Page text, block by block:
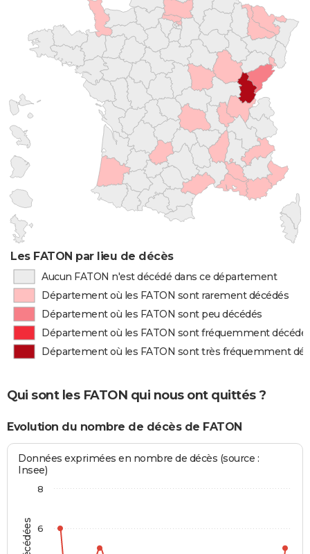
Les FATON par lieu de décès
Aucun FATON n'est décédé dans ce département
Département où les FATON sont rarement décédés
Département où les FATON sont peu décédés
Département où les FATON sont fréquemment
Département où les FATON sont très fréquemment
Qui sont les FATON qui nous ont quittés ?
Evolution du nombre de décès de FATON
Données exprimées en nombre de décès (source :
Insee)
6
8